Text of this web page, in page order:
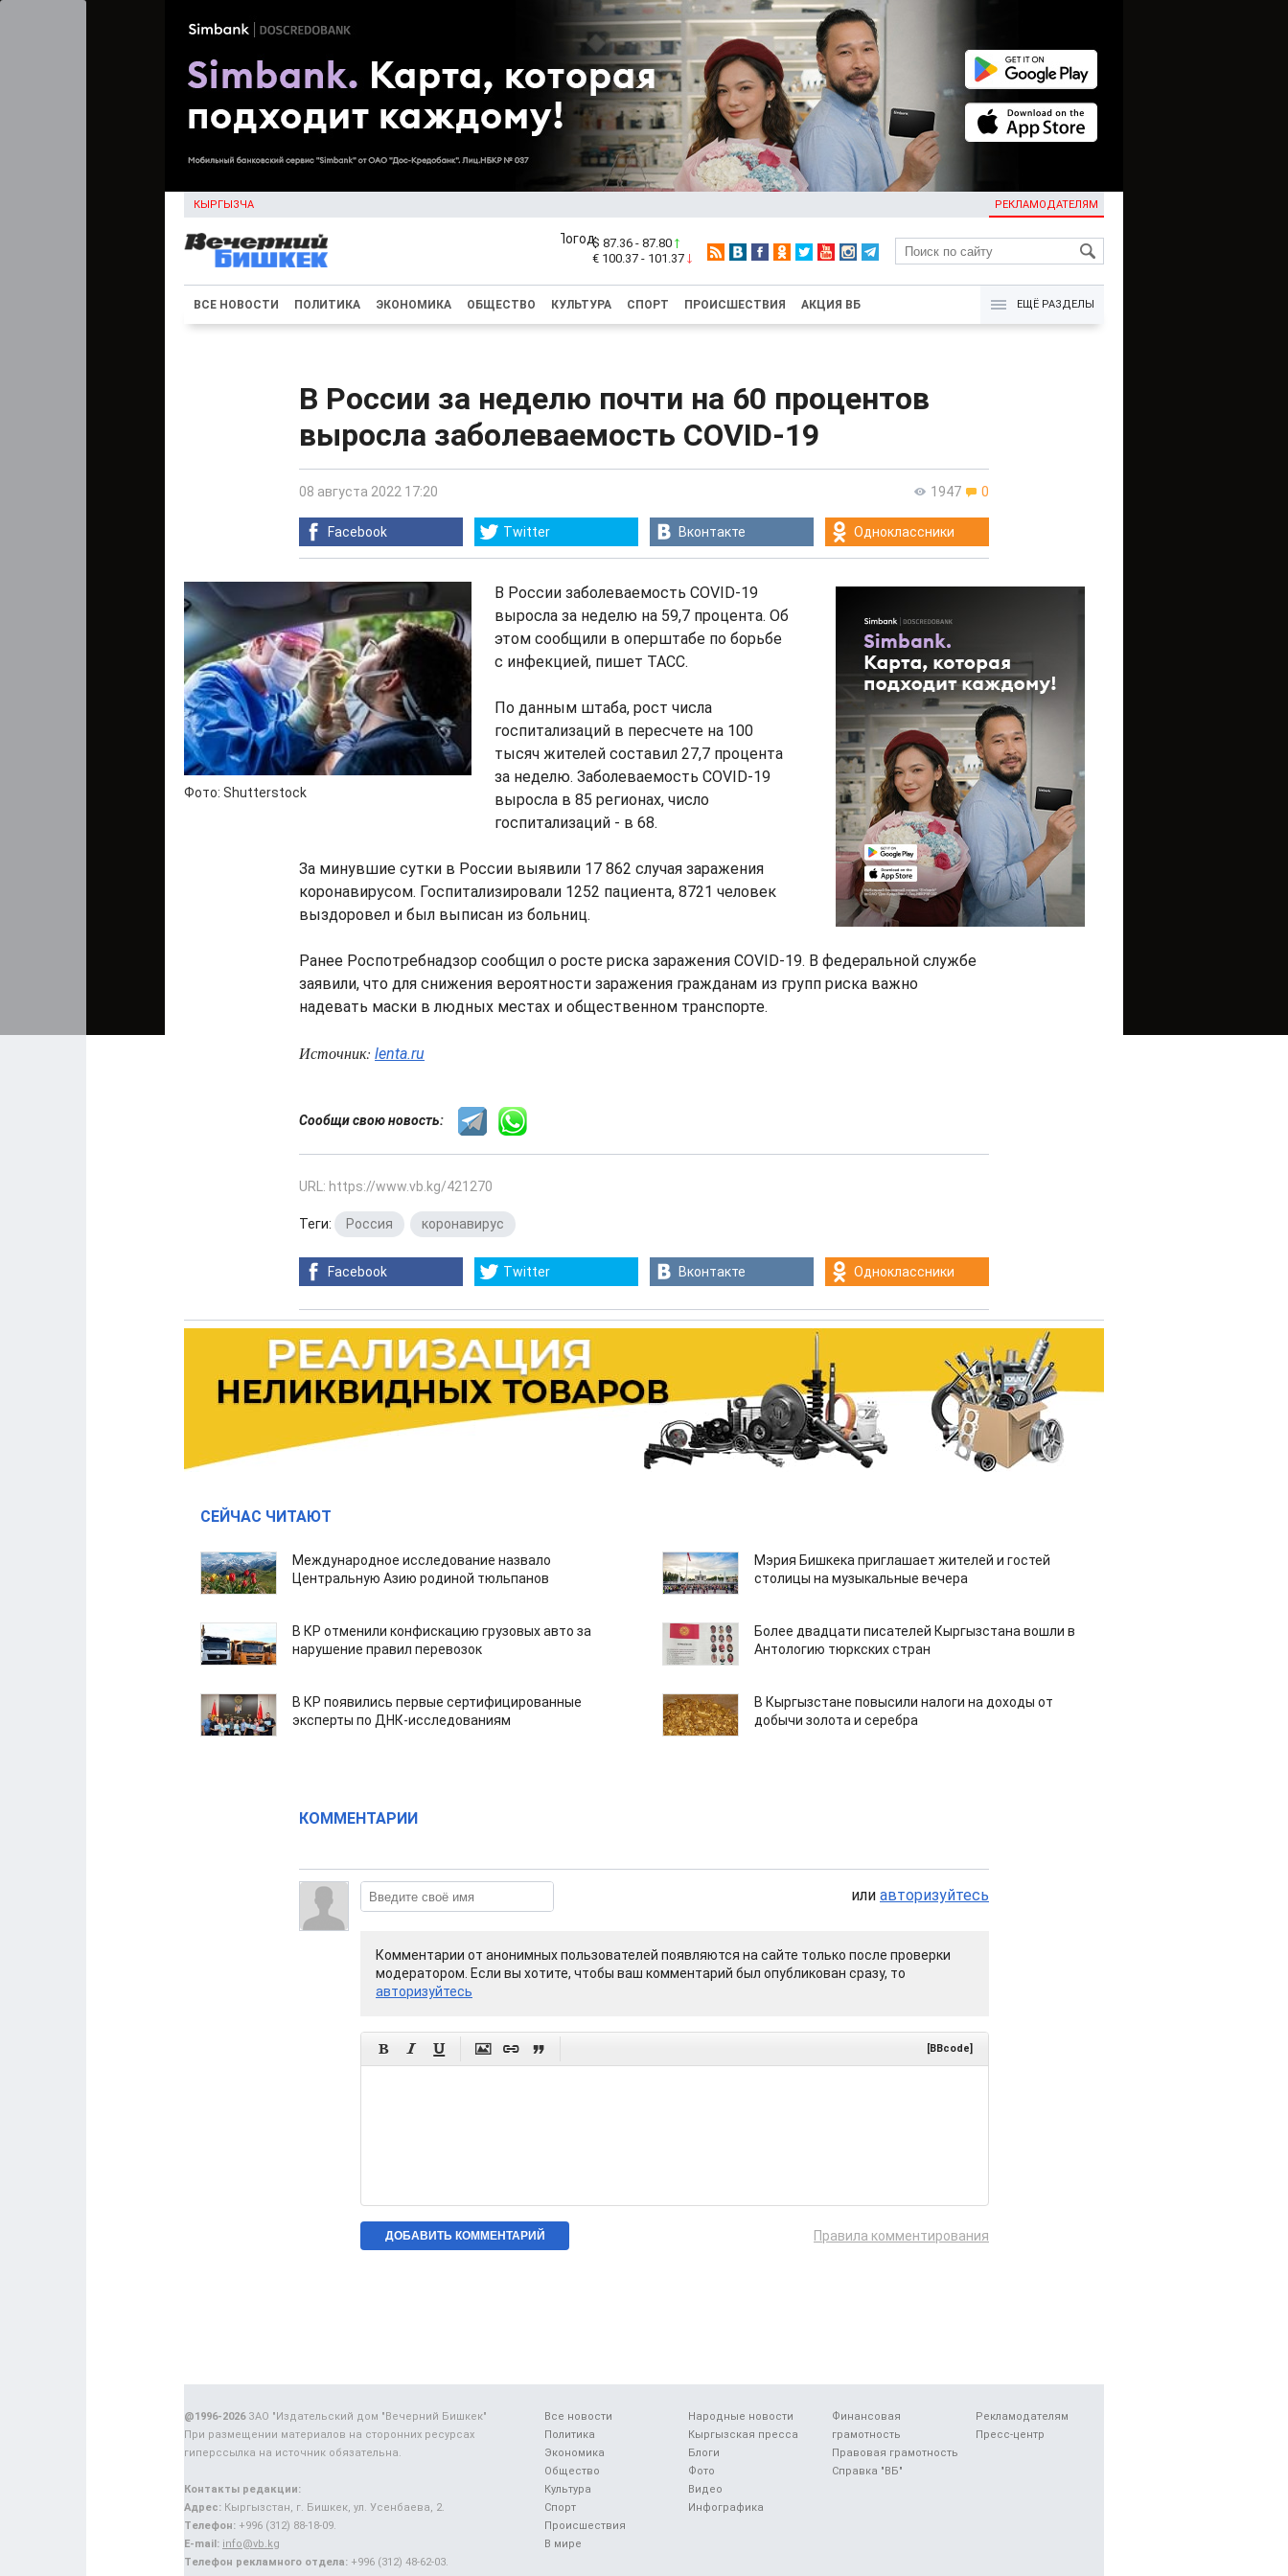
КЫРГЫЗЧА РЕКЛАМОДАТЕЛЯМ
KG
$ 87.36 - 87.80
€ 100.37 - 101.37
ВСЕ НОВОСТИ ПОЛИТИКА ЭКОНОМИКА ОБЩЕСТВО КУЛЬТУРА СПОРТ ПРОИСШЕСТВИЯ АКЦИЯ ВБ ЕЩЁ РАЗДЕЛЫ
В России за неделю почти на 60 процентов
выросла заболеваемость COVID-19
1947 0
08 августа 2022 17:20
Facebook Twitter Вконтакте Одноклассники
Фото: Shutterstock
В России заболеваемость COVID-19
выросла за неделю на 59,7 процента. Об
этом сообщили в оперштабе по борьбе
с инфекцией, пишет ТАСС.
По данным штаба, рост числа
госпитализаций в пересчете на 100
тысяч жителей составил 27,7 процента
за неделю. Заболеваемость COVID-19
выросла в 85 регионах, число
госпитализаций - в 68.
За минувшие сутки в России выявили 17 862 случая заражения
коронавирусом. Госпитализировали 1252 пациента, 8721 человек
выздоровел и был выписан из больниц.
Ранее Роспотребнадзор сообщил о росте риска заражения COVID-19. В федеральной службе
заявили, что для снижения вероятности заражения гражданам из групп риска важно
надевать маски в людных местах и общественном транспорте.
Источник: lenta.ru
Сообщи свою новость:
URL: https://www.vb.kg/421270
Теги: Россия коронавирус
Facebook Twitter Вконтакте Одноклассники
СЕЙЧАС ЧИТАЮТ
Международное исследование назвало
Центральную Азию родиной тюльпанов
Мэрия Бишкека приглашает жителей и гостей
столицы на музыкальные вечера
В КР отменили конфискацию грузовых авто за
нарушение правил перевозок
Более двадцати писателей Кыргызстана вошли в
Антологию тюркских стран
В КР появились первые сертифицированные
эксперты по ДНК-исследованиям
В Кыргызстане повысили налоги на доходы от
добычи золота и серебра
КОММЕНТАРИИ
или авторизуйтесь
Комментарии от анонимных пользователей появляются на сайте только после проверки
модератором. Если вы хотите, чтобы ваш комментарий был опубликован сразу, то
авторизуйтесь
      [BBcode]
Правила комментирования
Все новости
Политика
Экономика
Общество
Культура
Спорт
Происшествия
В мире
Народные новости
Кыргызская пресса
Блоги
Фото
Видео
Инфографика
Финансовая
грамотность
Правовая грамотность
Справка "ВБ"
Рекламодателям
Пресс-центр
@1996-2026ЗАО "Издательский дом "Вечерний Бишкек"
При размещении материалов на сторонних ресурсах
гиперссылка на источник обязательна.
Контакты редакции:
Адрес: Кыргызстан, г. Бишкек, ул. Усенбаева, 2.
Телефон: +996 (312) 88-18-09.
E-mail: info@vb.kg
Телефон рекламного отдела: +996 (312) 48-62-03.